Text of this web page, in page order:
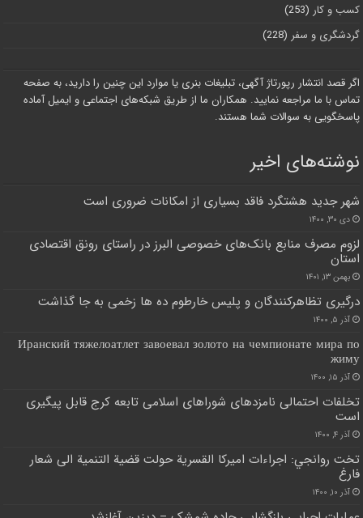
کسب و کار (253)
گردشگری و سفر (228)
اگر قصد انتشار رپورتاژ آگهی، تبلیغات بنری یا موارد این چنین را دارید، به صفحه
تماس با ما مراجعه نمایید. همکاران ما از طریق شبکه‌های اجتماعی و ایمیل آماده
پاسخگویی به سوالات شما هستند.
نوشته‌های اخیر
شهر جدید هشتگرد فاقد بسیاری از امکانات ضروری است
دی ۳۰, ۱۴۰۰
لزوم مصرف منابع بانک‌های خصوصی البرز در راستای رونق اقتصادی
استان
بهمن ۱۳, ۱۴۰۱
درگیری تظاهرکنندگان و پلیس خارطوم ده ها زخمی به جا گذاشت
آذر ۵, ۱۴۰۰
Иранский тяжелоатлет завоевал золото на чемпионате мира по
жиму
آذر ۱۵, ۱۴۰۰
تخلفات احتمالی نامزدهای شوراهای اسلامی تابعه کرج قابل پیگیری
است
آذر ۴, ۱۴۰۰
تخت روانجي: اجراءات اميركا القسرية حولت قضية التنمية الى شعار
فارغ
آذر ۱۰, ۱۴۰۰